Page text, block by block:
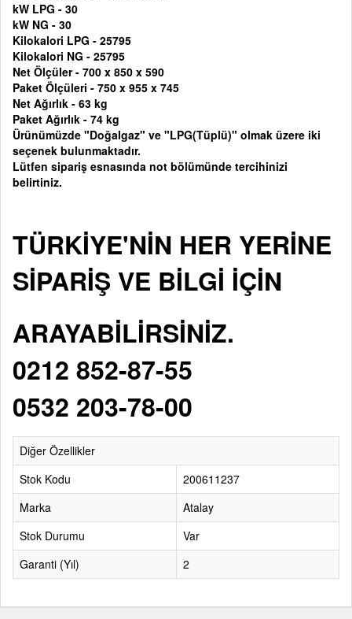
kW LPG - 30
kW NG - 30
Kilokalori LPG - 25795
Kilokalori NG - 25795
Net Ölçüler - 700 x 850 x 590
Paket Ölçüleri - 750 x 955 x 745
Net Ağırlık - 63 kg
Paket Ağırlık - 74 kg
Ürünümüzde "Doğalgaz" ve "LPG(Tüplü)" olmak üzere iki
seçenek bulunmaktadır.
Lütfen sipariş esnasında not bölümünde tercihinizi
belirtiniz.
TÜRKİYE'NİN HER YERİNE
SİPARİŞ VE BİLGİ İÇİN
ARAYABİLİRSİNİZ.
0212 852-87-55
0532 203-78-00
Diğer Özellikler
Stok Kodu
200611237
Marka
Atalay
Stok Durumu
Var
Garanti (Yıl)
2